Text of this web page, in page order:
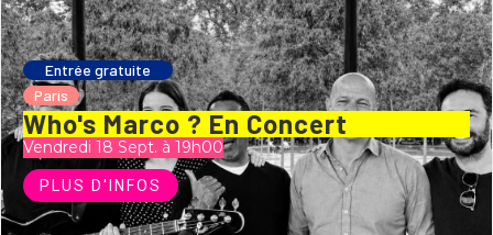
Entrée gratuite
Paris
Who's Marco ? En Concert
Vendredi 18 Sept. à 19h00
PLUS D'INFOS